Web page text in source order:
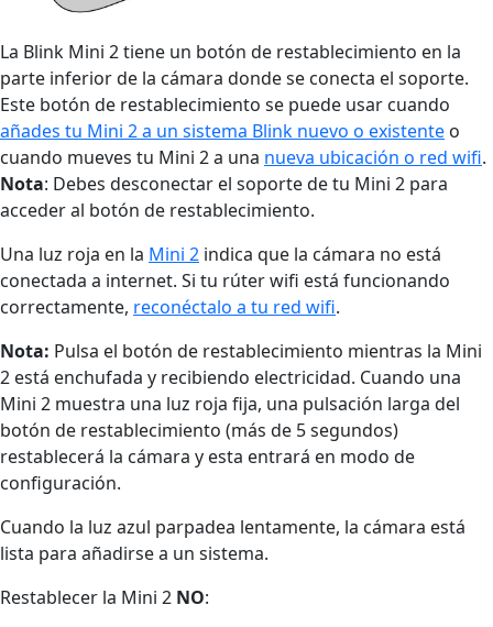
La Blink Mini 2 tiene un botón de restablecimiento en la
parte inferior de la cámara donde se conecta el soporte.
Este botón de restablecimiento se puede usar cuando
añades tu Mini 2 a un sistema Blink nuevo o existente o
cuando mueves tu Mini 2 a una nueva ubicación o red wifi.
Nota: Debes desconectar el soporte de tu Mini 2 para
acceder al botón de restablecimiento.
Una luz roja en la Mini 2 indica que la cámara no está
conectada a internet. Si tu rúter wifi está funcionando
correctamente, reconéctalo a tu red wifi.
Nota: Pulsa el botón de restablecimiento mientras la Mini
2 está enchufada y recibiendo electricidad. Cuando una
Mini 2 muestra una luz roja fija, una pulsación larga del
botón de restablecimiento (más de 5 segundos)
restablecerá la cámara y esta entrará en modo de
configuración.
Cuando la luz azul parpadea lentamente, la cámara está
lista para añadirse a un sistema.
Restablecer la Mini 2 NO: